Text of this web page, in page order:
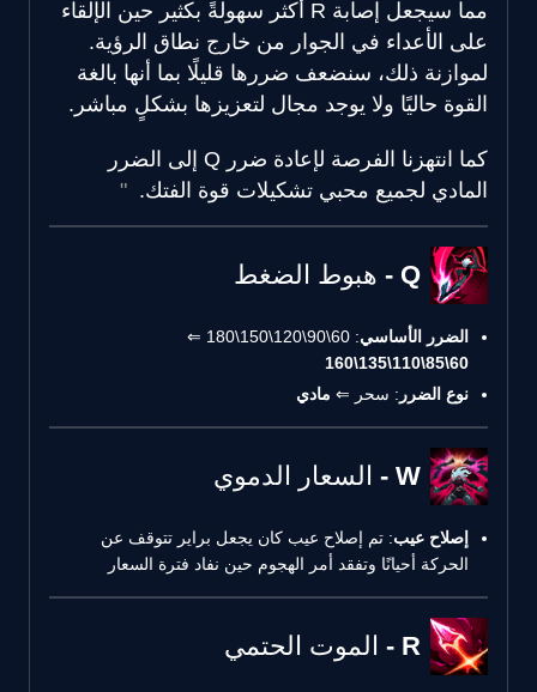
مما سيجعل إصابة R أكثر سهولةً بكثير حين الإلقاء
على الأعداء في الجوار من خارج نطاق الرؤية.
لموازنة ذلك، سنضعف ضررها قليلًا بما أنها بالغة
القوة حاليًا ولا يوجد مجال لتعزيزها بشكلٍ مباشر.
كما انتهزنا الفرصة لإعادة ضرر Q إلى الضرر
المادي لجميع محبي تشكيلات قوة الفتك.
Q - هبوط الضغط
الضرر الأساسي: 60\90\120\150\180 ⇐
60\85\110\135\160
نوع الضرر : سحر ⇐ مادي
W - السعار الدموي
إصلاح عيب: تم إصلاح عيب كان يجعل براير تتوقف عن
الحركة أحيانًا وتفقد أمر الهجوم حين نفاد فترة السعار
R - الموت الحتمي